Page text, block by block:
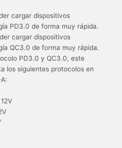
cargar dispositivos
PD3.0 de forma muy rápida.
cargar dispositivos
QC3.0 de forma muy rápida.
PD3.0 y QC3.0, este
los siguientes protocolos en